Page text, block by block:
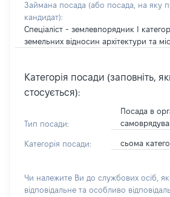
Займана посада (або посада, на яку
кандидат):
Спеціаліст - землевпорядник І
земельних відносин архітектури та
Категорія посади (заповніть,
стосується):
Тип посади:
Посада в
Категорія посади: сьома
Чи належите Ви до службових осіб,
відповідальне та особливо